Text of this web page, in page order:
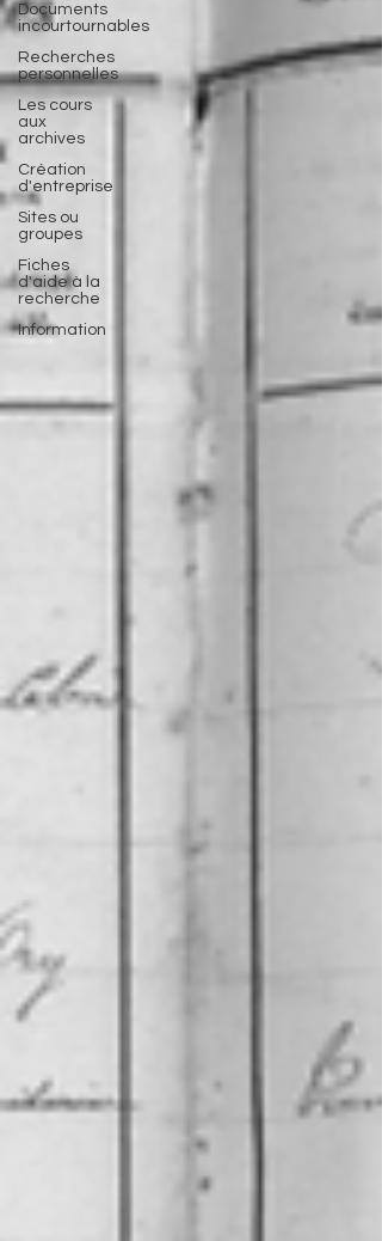
Documents
incourtournables
Recherches
personnelles
Les cours
aux
archives
Création
d'entreprise
Sites ou
groupes
Fiches
d'aide à la
recherche
Information